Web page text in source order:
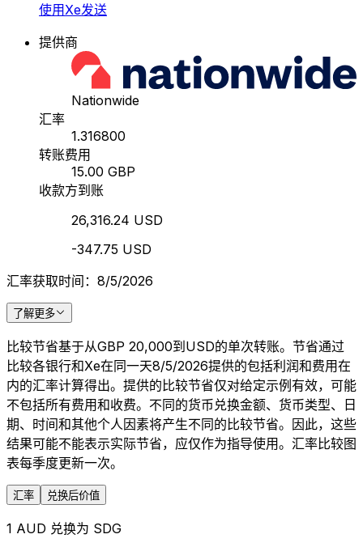
使用Xe发送
提供商
Nationwide
汇率
1.316800
转账费用
15.00 GBP
收款方到账
26,316.24 USD
-347.75 USD
汇率获取时间：8/5/2026
了解更多
比较节省基于从GBP 20,000到USD的单次转账。节省通过
比较各银行和Xe在同一天8/5/2026提供的包括利润和费用在
内的汇率计算得出。提供的比较节省仅对给定示例有效，可能
不包括所有费用和收费。不同的货币兑换金额、货币类型、日
期、时间和其他个人因素将产生不同的比较节省。因此，这些
结果可能不能表示实际节省，应仅作为指导使用。汇率比较图
表每季度更新一次。
汇率 兑换后价值
1 AUD 兑换为 SDG